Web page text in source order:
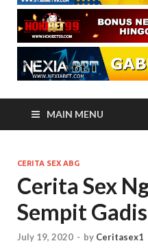
MAIN MENU
CERITA SEX ABG
Cerita Sex
Sempit
July 19, 2020 - by Ceritasex1